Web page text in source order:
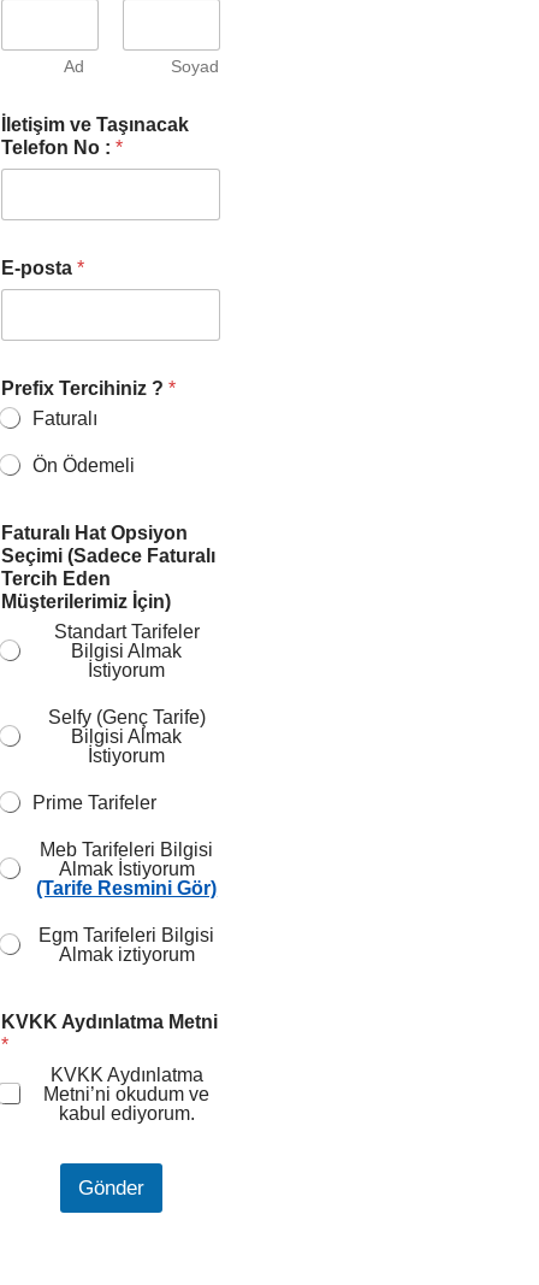
Ad Soyad
İletişim ve Taşınacak
Telefon No : *
E-posta *
Prefix Tercihiniz ? *
Faturalı
Ön Ödemeli
Faturalı Hat Opsiyon
Seçimi (Sadece Faturalı
Tercih Eden
Müşterilerimiz İçin)
Standart Tarifeler
Bilgisi Almak
İstiyorum
Selfy (Genç Tarife)
Bilgisi Almak
İstiyorum
Prime Tarifeler
Meb Tarifeleri Bilgisi
Almak İstiyorum
(Tarife Resmini Gör)
Egm Tarifeleri Bilgisi
Almak iztiyorum
a
u
r
a
ı
A
y
KVKK Aydınlatma Metni
*
KVKK Aydınlatma
Metni’ni okudum ve
kabul ediyorum.
Gönder